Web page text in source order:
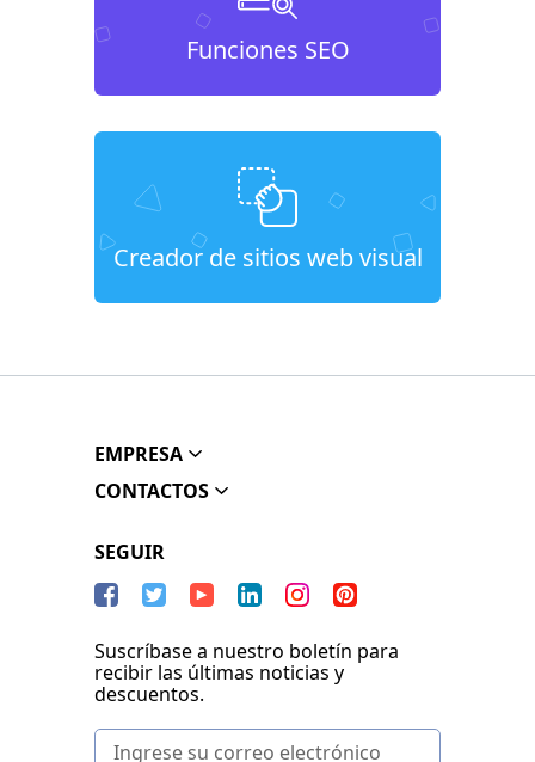
Funciones SEO
Creador de sitios web visual
EMPRESA
CONTACTOS
SEGUIR
Suscríbase a nuestro boletín para
recibir las últimas noticias y
descuentos.